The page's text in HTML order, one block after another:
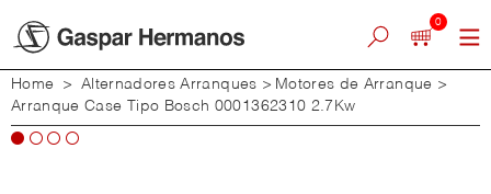
0
Home > Alternadores Arranques > Motores de Arranque >
Arranque Case Tipo Bosch 0001362310 2.7Kw